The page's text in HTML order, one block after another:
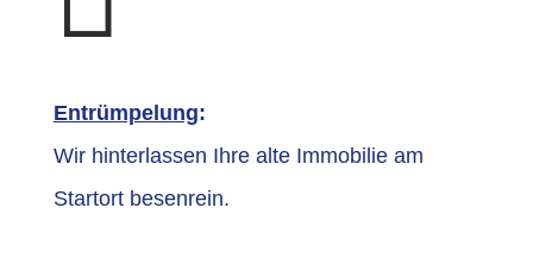
Entrümpelung:
Wir hinterlassen Ihre alte Immobilie am
Startort besenrein.